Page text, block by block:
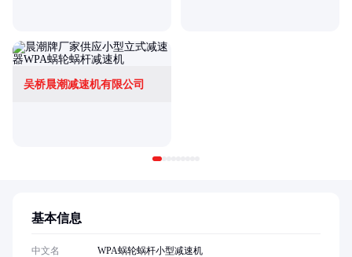
吴桥晨潮减速机有限公司
基本信息
中文名
WPA蜗轮蜗杆小型减速机